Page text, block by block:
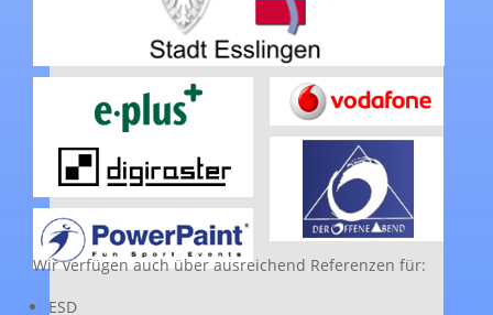
Wir verfügen auch über ausreichend Referenzen für:
ESD